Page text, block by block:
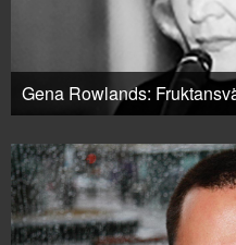
Gena Rowlands: